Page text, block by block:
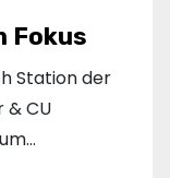
Fokus
Station der
& CU